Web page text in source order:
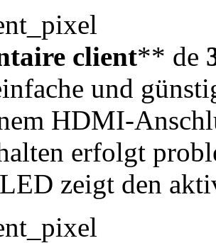
client** de
und
HDMI-
erfolgt
zeigt den